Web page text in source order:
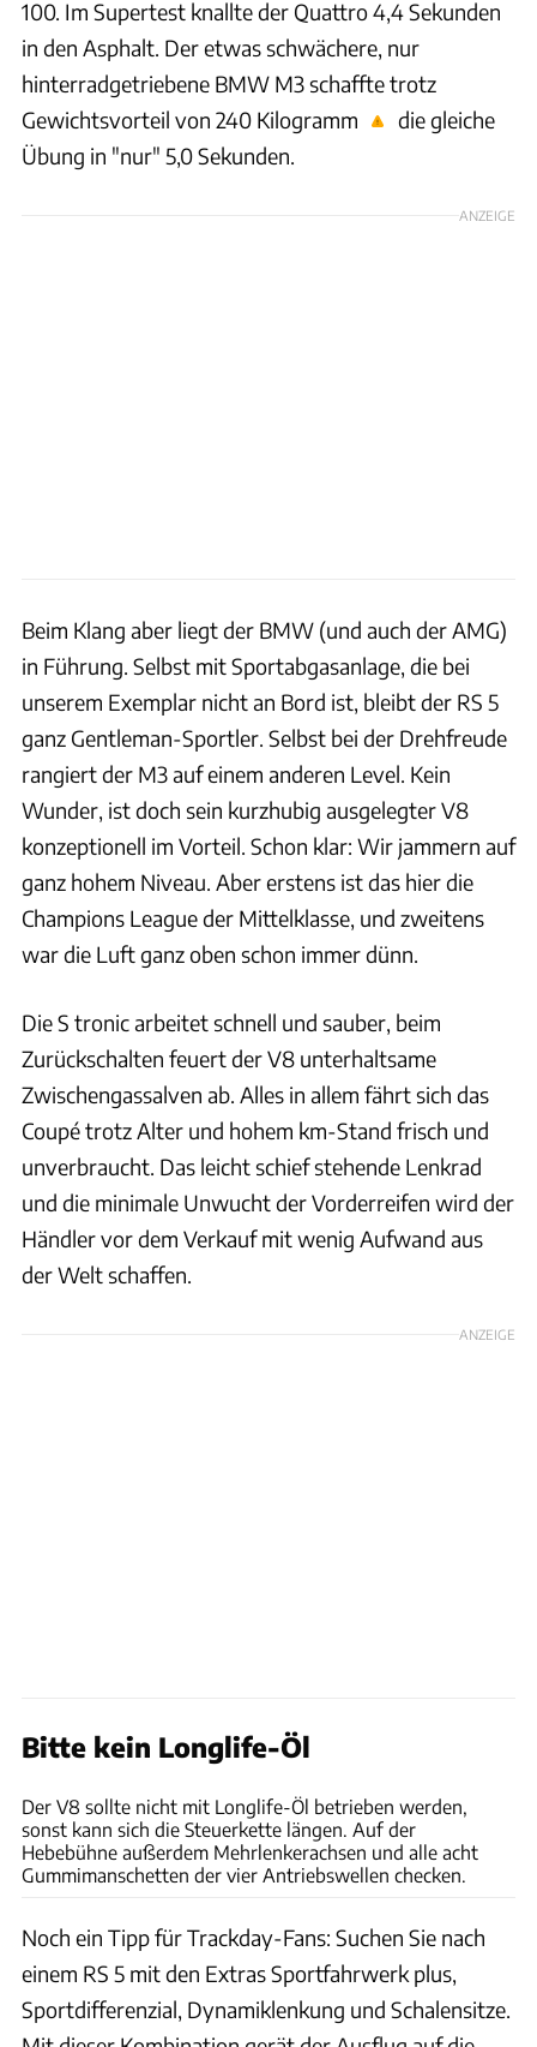
100. Im Supertest knallte der Quattro 4,4 Sekunden
in den Asphalt. Der etwas schwächere, nur
hinterradgetriebene BMW M3 schaffte trotz
Gewichtsvorteil von 240 Kilogramm
die gleiche
Übung in "nur" 5,0 Sekunden.
ANZEIGE
Beim Klang aber liegt der BMW (und auch der AMG)
in Führung. Selbst mit Sportabgasanlage, die bei
unserem Exemplar nicht an Bord ist, bleibt der RS 5
ganz Gentleman-Sportler. Selbst bei der Drehfreude
rangiert der M3 auf einem anderen Level. Kein
Wunder, ist doch sein kurzhubig ausgelegter V8
konzeptionell im Vorteil. Schon klar: Wir jammern auf
ganz hohem Niveau. Aber erstens ist das hier die
Champions League der Mittelklasse, und zweitens
war die Luft ganz oben schon immer dünn.
Die S tronic arbeitet schnell und sauber, beim
Zurückschalten feuert der V8 unterhaltsame
Zwischengassalven ab. Alles in allem fährt sich das
Coupé trotz Alter und hohem km-Stand frisch und
unverbraucht. Das leicht schief stehende Lenkrad
und die minimale Unwucht der Vorderreifen wird der
Händler vor dem Verkauf mit wenig Aufwand aus
der Welt schaffen.
ANZEIGE
Bitte kein Longlife-Öl
Der V8 sollte nicht mit Longlife-Öl betrieben werden,
sonst kann sich die Steuerkette längen. Auf der
Hebebühne außerdem Mehrlenkerachsen und alle acht
Gummimanschetten der vier Antriebswellen checken.
Noch ein Tipp für Trackday-Fans: Suchen Sie nach
einem RS 5 mit den Extras Sportfahrwerk plus,
Sportdifferenzial, Dynamiklenkung und Schalensitze.